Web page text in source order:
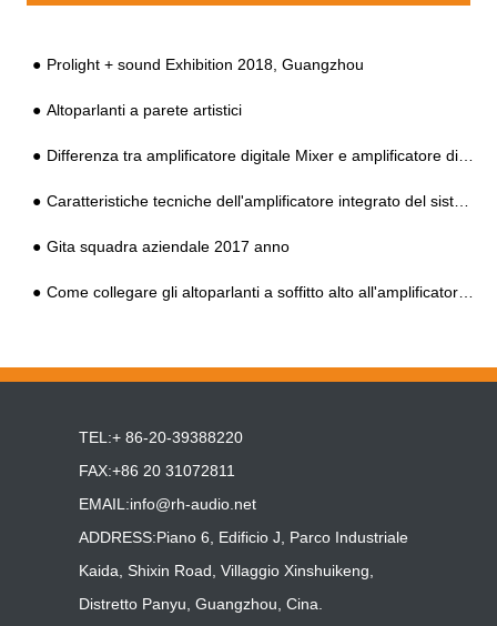
Prolight + sound Exhibition 2018, Guangzhou
Altoparlanti a parete artistici
Differenza tra amplificatore digitale Mixer e amplificatore di indirizzo pubblico digitale
Caratteristiche tecniche dell'amplificatore integrato del sistema HIFI PA
Gita squadra aziendale 2017 anno
Come collegare gli altoparlanti a soffitto alto all'amplificatore integrato del sistema PA?
TEL:+ 86-20-39388220
FAX:+86 20 31072811
EMAIL:info@rh-audio.net
ADDRESS:Piano 6, Edificio J, Parco Industriale
Kaida, Shixin Road, Villaggio Xinshuikeng,
Distretto Panyu, Guangzhou, Cina.